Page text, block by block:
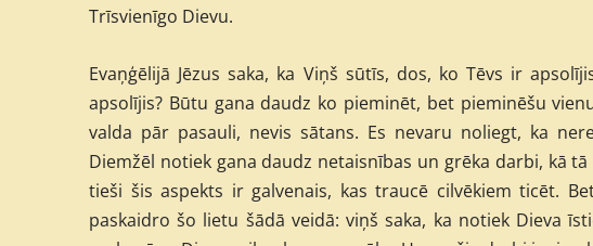
Trīsvienīgo Dievu.
Evaņģēlijā Jēzus saka, ka Viņš sūtīs, dos, ko Tēvs ir
apsolījis? Būtu gana daudz ko pieminēt, bet pieminēšu
valda pār pasauli, nevis sātans. Es nevaru noliegt, ka
Diemžēl notiek gana daudz netaisnības un grēka darbi, kā
tieši šis aspekts ir galvenais, kas traucē cilvēkiem ticēt.
paskaidro šo lietu šādā veidā: viņš saka, ka notiek Dieva